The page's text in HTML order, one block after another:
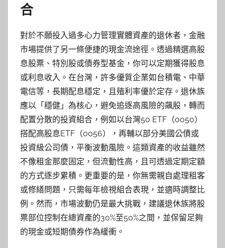
合
對於不願投入過多心力管理實體資產的退休者，金融
市場提供了另一條便捷的現金流途徑。透過精選高股
息股票、特別股或債券型基金，你可以定期獲得股息
或利息收入。在台灣，許多優質企業如台積電、中華
電信等，長期配息穩定，且殖利率優於定存。退休族
應以「穩健」為核心，避免追逐高風險的飆股，轉而
配置分散的投資組合，例如以台灣50 ETF（0050）
搭配高股息ETF（0056），再輔以部分美國公債或
投資級公司債，平衡波動風險。這類資產的收益雖然
不像租金那麼固定，但流動性高，且可透過定期定額
的方式逐步累積。更重要的是，你無需親自處理租客
或修繕問題，只需每年檢視組合表現，並適時調整比
例。然而，市場波動仍是最大挑戰，建議退休族將股
票部位控制在總資產的30%至50%之間，並保留足夠
的現金或短期債券作為緩衝。